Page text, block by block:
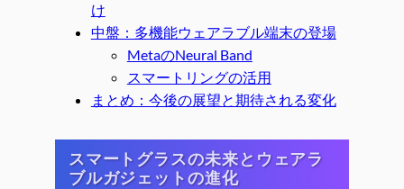
け
中盤：多機能ウェアラブル端末の登場
MetaのNeural Band
スマートリングの活用
まとめ：今後の展望と期待される変化
スマートグラスの未来とウェアラ
ブルガジェットの進化